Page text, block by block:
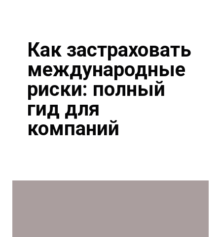
Как застраховать
международные
риски: полный
гид для
компаний